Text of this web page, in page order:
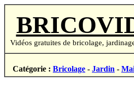
Vidéos gratuites de bricolage,
Catégorie : Bricolage - Jardin -